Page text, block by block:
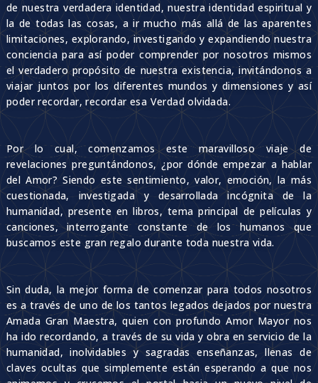
de nuestra verdadera identidad, nuestra identidad espiritual y
la de todas las cosas, a ir mucho más allá de las aparentes
limitaciones, explorando, investigando y expandiendo nuestra
conciencia para así poder comprender por nosotros mismos
el verdadero propósito de nuestra existencia, invitándonos a
viajar juntos por los diferentes mundos y dimensiones y así
poder recordar, recordar esa Verdad olvidada.
Por lo cual, comenzamos este maravilloso viaje de
revelaciones preguntándonos, ¿por dónde empezar a hablar
del Amor? Siendo este sentimiento, valor, emoción, la más
cuestionada, investigada y desarrollada incógnita de la
humanidad, presente en libros, tema principal de películas y
canciones, interrogante constante de los humanos que
buscamos este gran regalo durante toda nuestra vida.
Sin duda, la mejor forma de comenzar para todos nosotros
es a través de uno de los tantos legados dejados por nuestra
Amada Gran Maestra, quien con profundo Amor Mayor nos
ha ido recordando, a través de su vida y obra en servicio de la
humanidad, inolvidables y sagradas enseñanzas, llenas de
claves ocultas que simplemente están esperando a que nos